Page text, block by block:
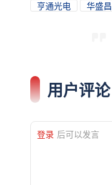
亨通光电 华盛昌
用户评论
登录 后可以发言